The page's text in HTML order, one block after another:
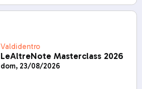
Valdidentro
LeAltreNote Masterclass 2026
dom, 23/08/2026